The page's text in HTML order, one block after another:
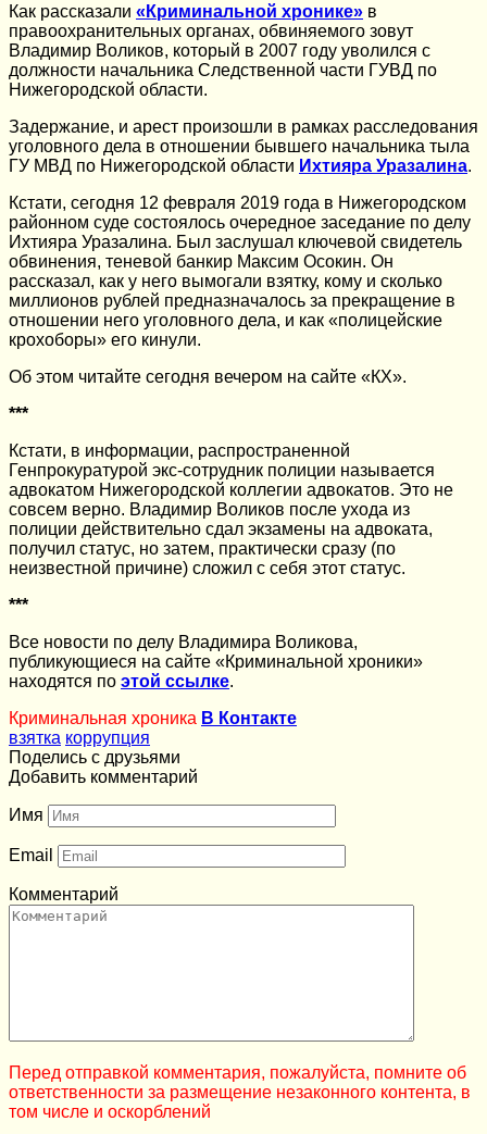
Как рассказали «Криминальной хронике» в
правоохранительных органах, обвиняемого зовут
Владимир Воликов, который в 2007 году уволился с
должности начальника Следственной части ГУВД по
Нижегородской области.
Задержание, и арест произошли в рамках расследования
уголовного дела в отношении бывшего начальника тыла
ГУ МВД по Нижегородской области Ихтияра Уразалина.
Кстати, сегодня 12 февраля 2019 года в Нижегородском
районном суде состоялось очередное заседание по делу
Ихтияра Уразалина. Был заслушал ключевой свидетель
обвинения, теневой банкир Максим Осокин. Он
рассказал, как у него вымогали взятку, кому и сколько
миллионов рублей предназначалось за прекращение в
отношении него уголовного дела, и как «полицейские
крохоборы» его кинули.
Об этом читайте сегодня вечером на сайте «КХ».
***
Кстати, в информации, распространенной
Генпрокуратурой экс-сотрудник полиции называется
адвокатом Нижегородской коллегии адвокатов. Это не
совсем верно. Владимир Воликов после ухода из
полиции действительно сдал экзамены на адвоката,
получил статус, но затем, практически сразу (по
неизвестной причине) сложил с себя этот статус.
***
Все новости по делу Владимира Воликова,
публикующиеся на сайте «Криминальной хроники»
находятся по этой ссылке.
Криминальная хроника В Контакте
взятка коррупция
Поделись с друзьями
Добавить комментарий
Имя
Email
Комментарий
Перед отправкой комментария, пожалуйста, помните об
ответственности за размещение незаконного контента, в
том числе и оскорблений